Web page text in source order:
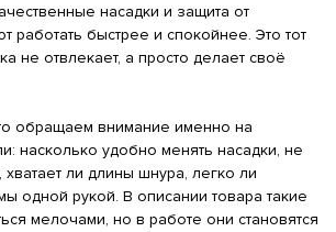
насадки и защита от
работать быстрее и спокойнее. Это тот
не отвлекает, а просто делает своё
обращаем внимание именно на
насколько удобно менять насадки, не
хватает ли длины шнура, легко ли
одной рукой. В описании товара такие
мелочами, но в работе они становятся